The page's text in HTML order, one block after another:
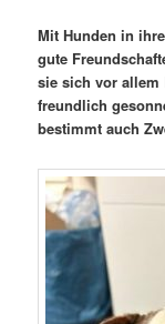
Mit Hunden in
gute
sie sich vor allem
freundlich
bestimmt auch